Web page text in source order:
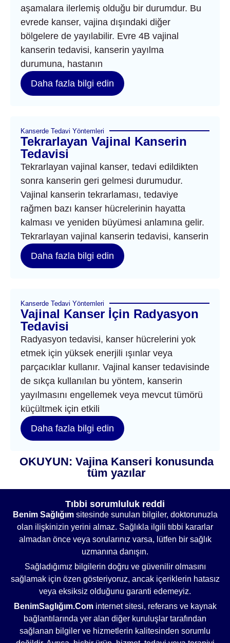
aşamalara ilerlemiş olduğu bir durumdur. Bu
evrede kanser, vajina dışındaki diğer
bölgelere de yayılabilir. Evre 4B vajinal
kanserin tedavisi, kanserin yayılma
durumuna, hastanın
Daha fazla bilgi edin
Kanserde Tedavi Yöntemleri
Tekrarlayan Vajinal Kanserin
Tedavisi
Tekrarlayan vajinal kanser, tedavi edildikten
sonra kanserin geri gelmesi durumudur.
Vajinal kanserin tekrarlaması, tedaviye
rağmen bazı kanser hücrelerinin hayatta
kalması ve yeniden büyümesi anlamına gelir.
Tekrarlayan vajinal kanserin tedavisi, kanserin
Daha fazla bilgi edin
Kanserde Tedavi Yöntemleri
Vajinal Kanser İçin Radyasyon
Tedavisi
Radyasyon tedavisi, kanser hücrelerini yok
etmek için yüksek enerjili ışınlar veya
parçacıklar kullanır. Vajinal kanser tedavisinde
de sıkça kullanılan bu yöntem, kanserin
yayılmasını engellemek veya mevcut tümörü
küçültmek için etkili
Daha fazla bilgi edin
OKUYUN: Vajina Kanseri konusunda
tüm yazılar
Tıbbi sorumluluk reddi
Benim Sağlığımsitesinde sunulan bilgiler, doktorunuzla
olan ilişkinizin yerini almaz. Sağlıkla ilgili tıbbi kararlar
almadan önce veya sorularınız varsa, lütfen bir sağlık
uzmanına danışın.
Sağladığımız bilgilerin doğru ve güvenilir olmasını
sağlamak için özen gösteriyoruz, ancak içeriklerin hatasız
veya eksiksiz olduğunu garanti edemeyiz.
BenimSaglığım.Cominternet sitesi, referans ve kaynak
bağlantılarında yer alan diğer kuruluşlar tarafından
sağlanan bilgiler ve hizmetlerin kalitesinden sorumlu